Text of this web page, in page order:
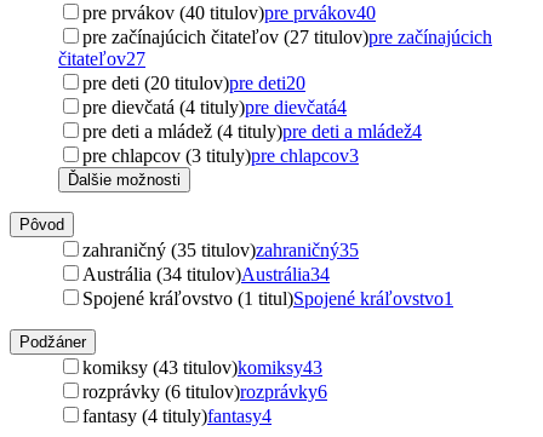
pre prvákov (40 titulov)pre prvákov40
pre začínajúcich čitateľov (27 titulov)pre začínajúcich
čitateľov27
pre deti (20 titulov)pre deti20
pre dievčatá (4 tituly)pre dievčatá4
pre deti a mládež (4 tituly)pre deti a mládež4
pre chlapcov (3 tituly)pre chlapcov3
Ďalšie možnosti
Pôvod
zahraničný (35 titulov)zahraničný35
Austrália (34 titulov)Austrália34
Spojené kráľovstvo (1 titul)Spojené kráľovstvo1
Podžáner
komiksy (43 titulov)komiksy43
rozprávky (6 titulov)rozprávky6
fantasy (4 tituly)fantasy4